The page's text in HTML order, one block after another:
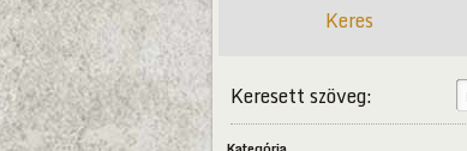
Keres
Keresett szöveg: